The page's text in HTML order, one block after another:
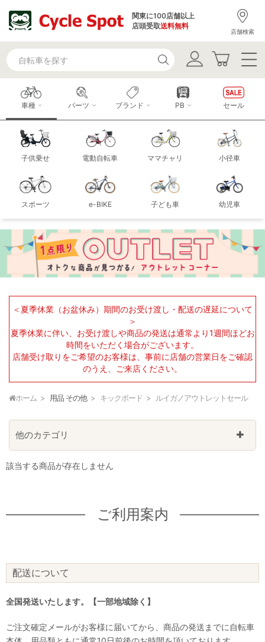
関東に100店舗以上
店頭受取送料無料
店舗検索
車種
子供乗せ 電動自転車 ママチャリ 小径車
スポーツ e-BIKE 子ども車 幼児車
パーツ ブランド PB セール
＜夏季休業（お盆休み）期間のお受け渡し・配送の遅延について
＞
夏季休業に伴い、お受け渡しや商品の発送は通常より1週間ほどお
時間をいただく場合がございます。
店舗受け取りをご希望のお客様は、事前に店舗の営業日をご確認
のうえ、ご来店ください。
ホーム 用品 その他 キックボード ルイガノアウトレットセール
該当する商品が存在しません
他のカテゴリ
ご利用案内
配送について
全国発送いたします。【一部地域除く】
ご注文確定メールがお客様に届いてから、商品の発送までに自転車